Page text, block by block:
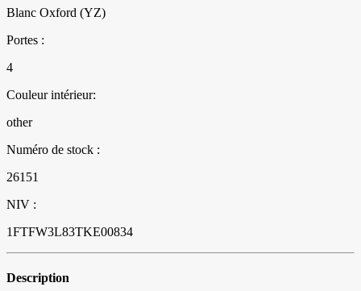
Blanc Oxford (YZ)
Portes :
4
Couleur intérieur:
other
Numéro de stock :
26151
NIV :
1FTFW3L83TKE00834
Description